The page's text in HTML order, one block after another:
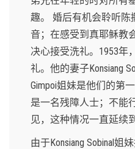
趣。 婚后有机会聆听陈
音；在感受到真耶稣教
决心接受洗礼。1953年
礼。他的妻子Konsiang
Gimpoi姐妹是他们的第
是一名残障人士；不能
见，这种情况一直延续
由于Konsiang Sobinal姐